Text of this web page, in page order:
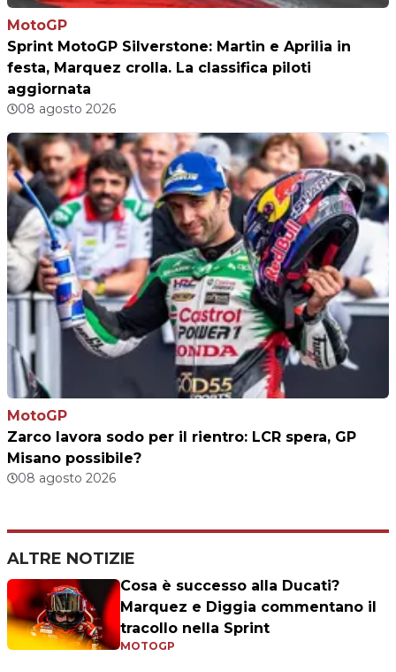
MotoGP
Sprint MotoGP Silverstone: Martin e Aprilia in
festa, Marquez crolla. La classifica piloti
aggiornata
08 agosto 2026
MotoGP
Zarco lavora sodo per il rientro: LCR spera, GP
Misano possibile?
08 agosto 2026
ALTRE NOTIZIE
Cosa è successo alla Ducati?
Marquez e Diggia commentano il
tracollo nella Sprint
MOTOGP